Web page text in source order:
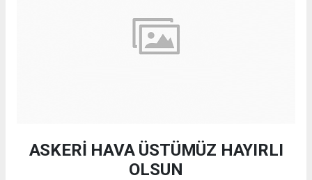
ASKERİ HAVA ÜSTÜMÜZ HAYIRLI
OLSUN